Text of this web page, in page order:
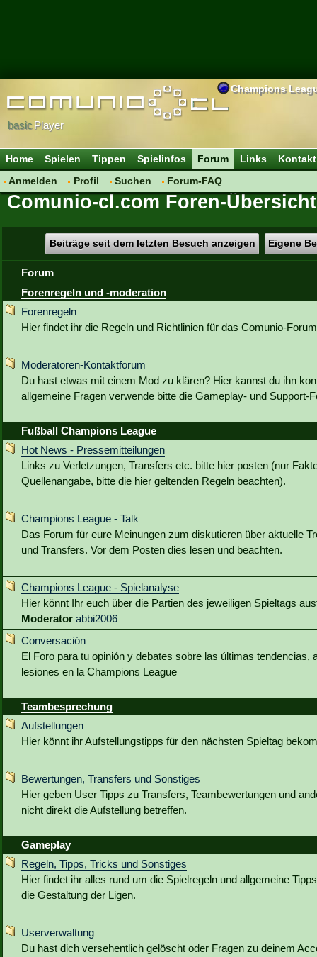
Champions
basicPlayer
Home Spielen Tippen Spielinfos
Forum
Anmelden
Profil Suchen Forum-FAQ
Links Kontakt
Comunio-cl.com Foren-Übersicht
Beiträge seit dem letzten Besuch anzeigen Eigene
Forum
Forenregeln und -moderation
Forenregeln
Hier findet ihr die Regeln und Richtlinien für das Comunio-
Moderatoren-Kontaktforum
Du hast etwas mit einem Mod zu klären? Hier kannst du ihn
allgemeine Fragen verwende bitte die Gameplay- und Support-
Fußball Champions League
Hot News - Pressemitteilungen
Links zu Verletzungen, Transfers etc. bitte hier posten (nur
Quellenangabe, bitte die hier geltenden Regeln beachten).
Champions League - Talk
Das Forum für eure Meinungen zum diskutieren über aktuelle
und Transfers. Vor dem Posten dies lesen und beachten.
Champions League - Spielanalyse
Hier könnt Ihr euch über die Partien des jeweiligen Spieltags
Moderator abbi2006
Conversación
El Foro para tu opinión y debates sobre las últimas tendencias,
lesiones en la Champions League
Teambesprechung
Aufstellungen
Hier könnt ihr Aufstellungstipps für den nächsten Spieltag
Bewertungen, Transfers und Sonstiges
Hier geben User Tipps zu Transfers, Teambewertungen und
nicht direkt die Aufstellung betreffen.
Gameplay
Regeln, Tipps, Tricks und Sonstiges
Hier findet ihr alles rund um die Spielregeln und allgemeine
die Gestaltung der Ligen.
Userverwaltung
Du hast dich versehentlich gelöscht oder Fragen zu deinem